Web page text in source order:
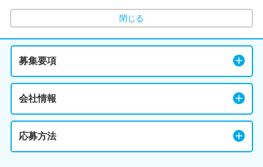
閉じる
募集要項
会社情報
応募方法